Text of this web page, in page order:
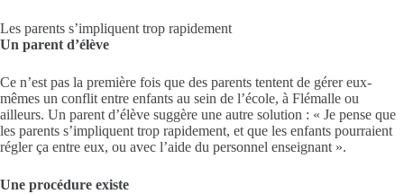
Les parents s’impliquent trop rapidement
Un parent d’élève
Ce n’est pas la première fois que des parents tentent de gérer eux-
mêmes un conflit entre enfants au sein de l’école, à Flémalle ou
ailleurs. Un parent d’élève suggère une autre solution : « Je pense que
les parents s’impliquent trop rapidement, et que les enfants pourraient
régler ça entre eux, ou avec l’aide du personnel enseignant ».
Une procédure existe